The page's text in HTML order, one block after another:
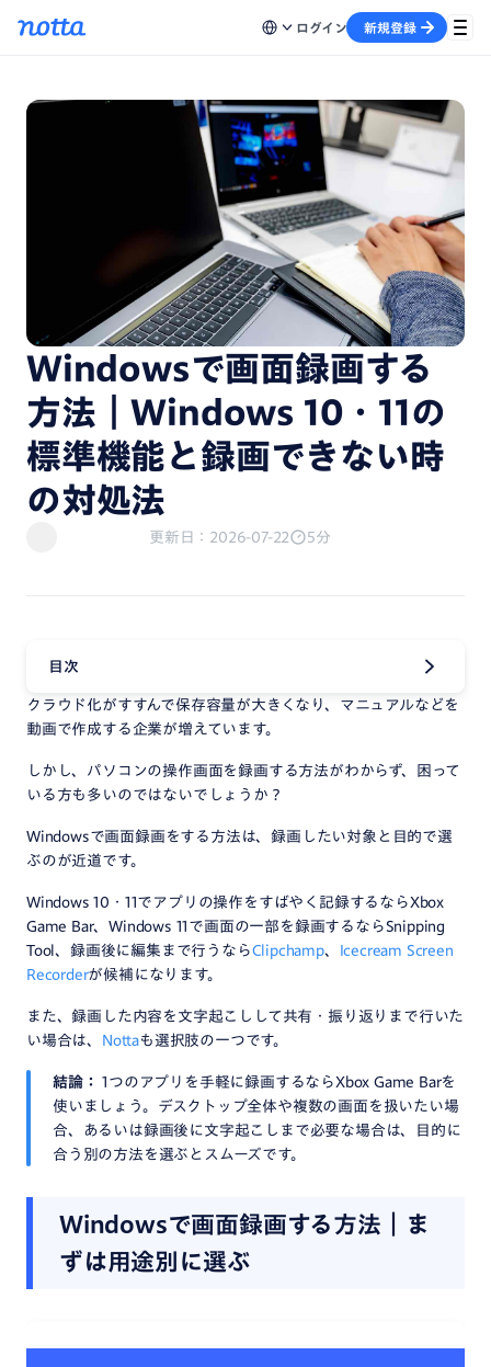
ログイン 新規登録
Windowsで画面録画する
方法｜Windows 10・11の
標準機能と録画できない時
の対処法
更新日：2026-07-22 5分
目次
クラウド化がすすんで保存容量が大きくなり、マニュアルなどを
動画で作成する企業が増えています。
しかし、パソコンの操作画面を録画する方法がわからず、困って
いる方も多いのではないでしょうか？
Windowsで画面録画をする方法は、録画したい対象と目的で選
ぶのが近道です。
Windows 10・11でアプリの操作をすばやく記録するならXbox
Game Bar、Windows 11で画面の一部を録画するならSnipping
Tool、録画後に編集まで行うならClipchamp、
Icecream Screen
Recorderが候補になります。
また、録画した内容を文字起こしして共有・振り返りまで行いた
い場合は、
Nottaも選択肢の一つです。
結論： 1つのアプリを手軽に録画するならXbox Game Barを
使いましょう。デスクトップ全体や複数の画面を扱いたい場
合、あるいは録画後に文字起こしまで必要な場合は、目的に
合う別の方法を選ぶとスムーズです。
Windowsで画面録画する方法｜ま
ずは用途別に選ぶ